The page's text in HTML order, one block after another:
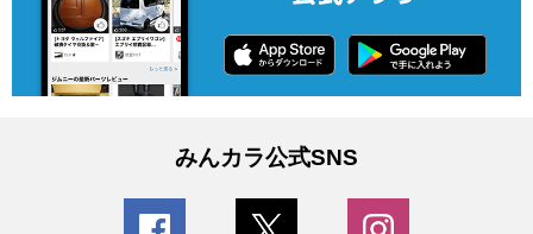
みんカラ公式SNS